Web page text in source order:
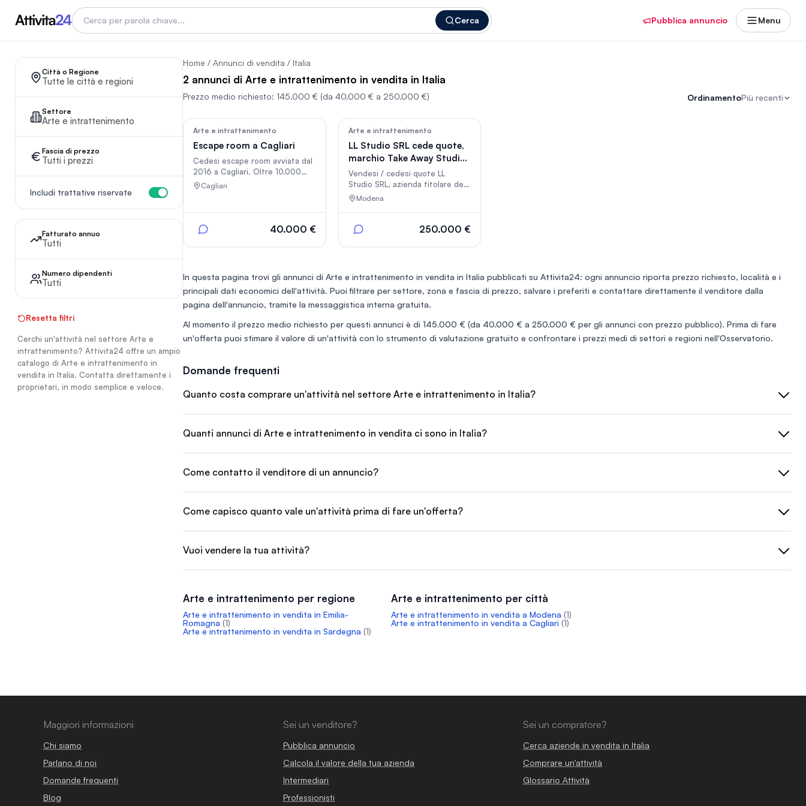
Cerca Pubblica annuncio Menu
Città o Regione
Tutte le città e regioni
Settore
Arte e intrattenimento
Fascia di prezzo
Tutti i prezzi
Includi trattative riservate
Fatturato annuo
Tutti
Numero dipendenti
Tutti
Resetta filtri
Cerchi un'attività nel settore Arte e
intrattenimento? Attivita24 offre un ampio
catalogo di Arte e intrattenimento in
vendita in Italia. Contatta direttamente i
proprietari, in modo semplice e veloce.
Home / Annunci di vendita / Italia
2 annunci di Arte e intrattenimento in vendita in Italia
Prezzo medio richiesto: 145.000 € (da 40.000 € a 250.000 €) OrdinamentoPiù recenti
Arte e intrattenimento
Escape room a Cagliari
Cedesi escape room avviata dal
2016 a Cagliari. Oltre 10.000
clienti, recensioni eccellenti,
brand e stanze di proprietà.
220 mq con canone basso, 1
dipendente, struttura snella e
già rodata. Tutto incluso:
scenografie, enigmi, marchio,
affiancamento: si subentra
anche senza esperienza nel
settore. Si cede per nuovo
progetto imprenditoriale.
Attività pienamente operativa.
Cagliari
40.000 €
Arte e intrattenimento
LL Studio SRL cede quote,
marchio Take Away Studios
registrato
Vendesi / cedesi quote LL
Studio SRL, azienda titolare del
marchio registrato Take Away
Modena dal 2018. Struttura di
4 regie/studi, zona centrale
dedicata, 2 bagni, magazzino e
giardino esterno. Sito web e
social attivi, esperienza in
gestione discografica,
consulenza artistica e
Modena
250.000 €
In questa pagina trovi gli annunci di Arte e intrattenimento in vendita in Italia pubblicati su Attivita24: ogni annuncio riporta prezzo richiesto, località e i
principali dati economici dell'attività. Puoi filtrare per settore, zona e fascia di prezzo, salvare i preferiti e contattare direttamente il venditore dalla
pagina dell'annuncio, tramite la messaggistica interna gratuita.
Al momento il prezzo medio richiesto per questi annunci è di 145.000 € (da 40.000 € a 250.000 € per gli annunci con prezzo pubblico). Prima di fare
un'offerta puoi stimare il valore di un'attività con lo strumento di valutazione gratuito e confrontare i prezzi medi di settori e regioni nell'Osservatorio.
Domande frequenti
Quanto costa comprare un'attività nel settore Arte e intrattenimento in Italia?
Quanti annunci di Arte e intrattenimento in vendita ci sono in Italia?
Come contatto il venditore di un annuncio?
Come capisco quanto vale un'attività prima di fare un'offerta?
Vuoi vendere la tua attività?
Arte e intrattenimento per regione
Arte e intrattenimento in vendita in Emilia-
Romagna (1)
Arte e intrattenimento in vendita in Sardegna (1)
Arte e intrattenimento per città
Arte e intrattenimento in vendita a Modena (1)
Arte e intrattenimento in vendita a Cagliari (1)
Maggiori informazioni
Chi siamo
Parlano di noi
Domande frequenti
Blog
Sei un venditore?
Pubblica annuncio
Calcola il valore della tua azienda
Intermediari
Professionisti
Sei un compratore?
Cerca aziende in vendita in Italia
Comprare un'attività
Glossario Attività